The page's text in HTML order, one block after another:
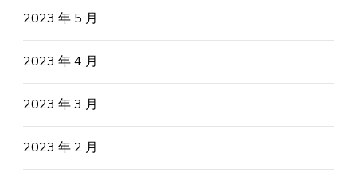
2023 年 5 月
2023 年 4 月
2023 年 3 月
2023 年 2 月